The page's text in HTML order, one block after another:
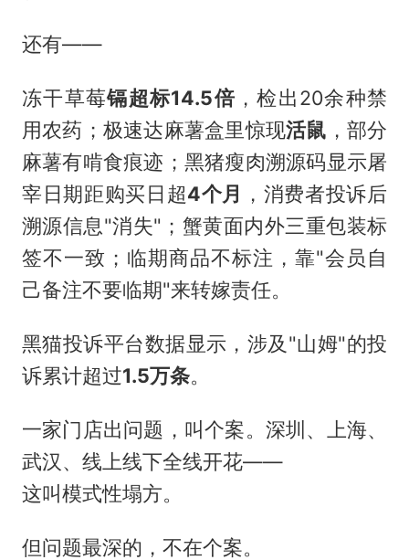
还有——
冻干草莓镉超标14.5倍 ，检出20余种禁
用农药；极速达麻薯盒里惊现活鼠 ，部分
麻薯有啃食痕迹；黑猪瘦肉溯源码显示屠
宰日期距购买日超4个月 ，消费者投诉后
溯源信息"消失"；蟹黄面内外三重包装标
签不一致；临期商品不标注，靠"会员自
己备注不要临期"来转嫁责任。
黑猫投诉平台数据显示，涉及"山姆"的投
诉累计超过1.5万条。
一家门店出问题，叫个案。深圳、上海、
武汉、线上线下全线开花——
这叫模式性塌方。
但问题最深的，不在个案。